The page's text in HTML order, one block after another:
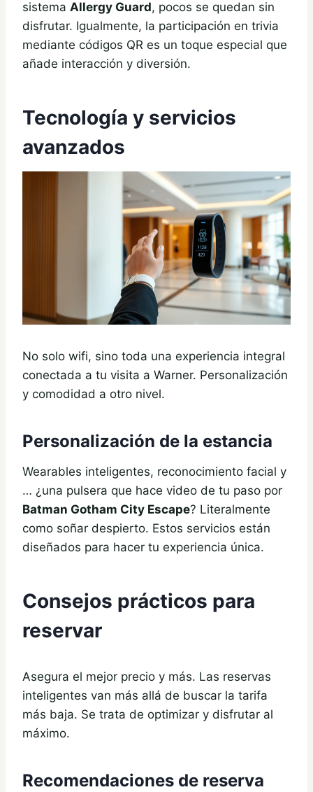
sistema Allergy Guard, pocos se quedan sin
disfrutar. Igualmente, la participación en trivia
mediante códigos QR es un toque especial que
añade interacción y diversión.
Tecnología y servicios
avanzados
No solo wifi, sino toda una experiencia integral
conectada a tu visita a Warner. Personalización
y comodidad a otro nivel.
Personalización de la estancia
Wearables inteligentes, reconocimiento facial y
… ¿una pulsera que hace video de tu paso por
Batman Gotham City Escape? Literalmente
como soñar despierto. Estos servicios están
diseñados para hacer tu experiencia única.
Consejos prácticos para
reservar
Asegura el mejor precio y más. Las reservas
inteligentes van más allá de buscar la tarifa
más baja. Se trata de optimizar y disfrutar al
máximo.
Recomendaciones de reserva